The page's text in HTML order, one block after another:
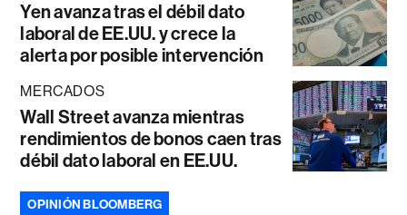
Yen avanza tras el débil dato
laboral de EE.UU. y crece la
alerta por posible intervención
MERCADOS
Wall Street avanza mientras
rendimientos de bonos caen tras
débil dato laboral en EE.UU.
OPINIÓN BLOOMBERG